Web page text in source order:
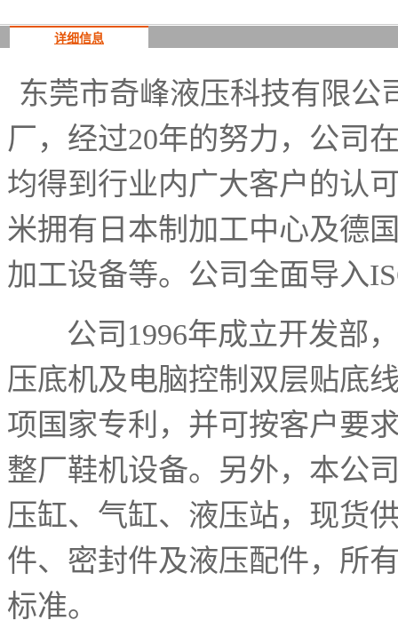
详细信息
东莞市奇峰液压科技有限公
厂，经过20年的努力，公司
均得到行业内广大客户的认
米拥有日本制加工中心及德
加工设备等。公司全面导入
公司1996年成立开发部
压底机及电脑控制双层贴底
项国家专利，并可按客户要
整厂鞋机设备。另外，本公
压缸、气缸、液压站，现货
件、密封件及液压配件，所
标准。